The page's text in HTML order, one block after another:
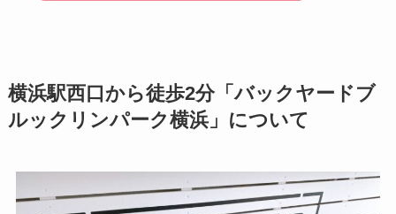
横浜駅西口から徒歩2分「バックヤードブ
ルックリンパーク横浜」について